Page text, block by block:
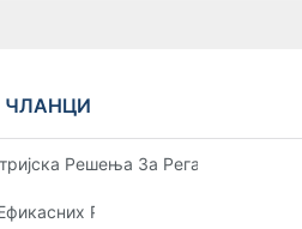
ЧЛАНЦИ
Решења За Регале За
Решења За Складиштење